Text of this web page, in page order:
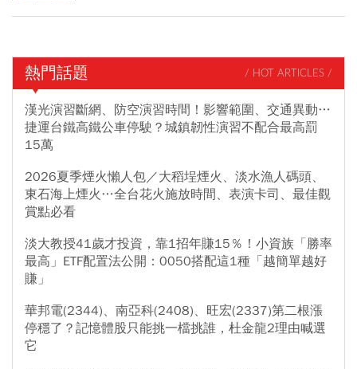
熱門話題 / HOT ARTICLES /
漢光演習斷網、防空演習時間！影響範圍、交通異動…
捷運台鐵高鐵公車停駛？城鎮韌性演習不配合最高罰
15萬
2026夏季煙火懶人包／大稻埕煙火、淡水漁人碼頭、
東石海上煙火…全台花火施放時間、表演卡司、最佳觀
賞點必看
淡大教授41歲才投資，靠1招年賺15％！小資族「勝率
最高」ETF配置法公開：0050搭配這1種「越簡單越好
賺」
華邦電(2344)、南亞科(2408)、旺宏(2337)第二根漲
停穩了？記憶體股只能挑一檔挑誰，杜金龍2理由喊選
它